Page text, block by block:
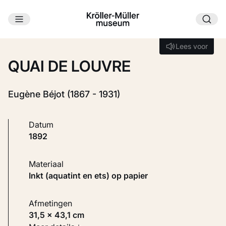
Ga naar hoofdinhoud
Lees voor
Lees voor
QUAI DE LOUVRE
Eugène Béjot (1867 - 1931)
Datum
1892
Materiaal
Inkt (aquatint en ets) op papier
Afmetingen
31,5 × 43,1 cm